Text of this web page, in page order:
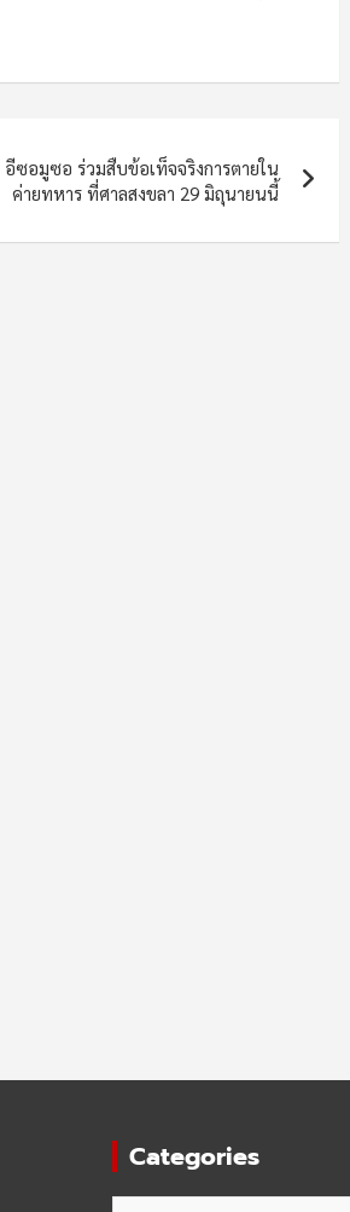
ซอมูซอ ร่วมสืบข้อเท็จจริงการตายใน
ค่ายทหาร ที่ศาลสงขลา 29 มิถุนายนนี้
Categories